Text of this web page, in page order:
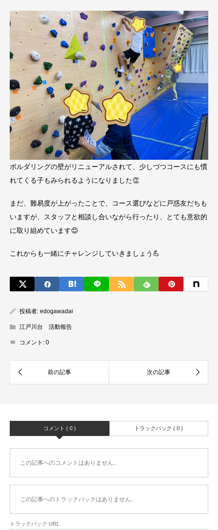
ボルダリングの壁がリニューアルされて、少しづつコースにも慣
れてくる子もみられるようになりました👏
まだ、難易度が上がったことで、コース選びなどに戸惑友だちも
いますが、スタッフと相談し合いながら行ったり、とても意欲的
に取り組めています😊
これからも一緒にチャレンジしていきましょう💪
投稿者: edogawadai
江戸川台 活動報告
コメント: 0
コメント ( 0 ) トラックバック ( 0 )
この記事へのコメントはありません。
この記事へのトラックバックはありません。
トラックバック URL